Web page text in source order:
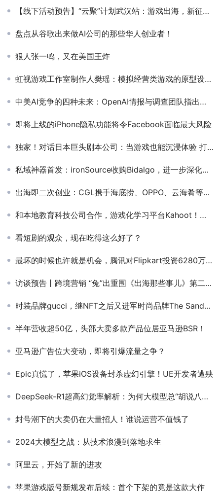
【线下活动预告】“云聚”计划武汉站：游戏出海，新征程在何方
盘点从谷歌出来做AI公司的那些华人创业者！
狠人张一鸣，又在美国王炸
虹视游戏工作室制作人樊瑶：模拟经营类游戏的原型设计方法
中美AI竞争的四种未来：OpenAI情报与调查团队指出决胜点
即将上线的iPhone隐私功能将令Facebook面临最大风险
独家！对话日本巨头剧本公司：当游戏也能沉浸体验 打造国民级手游并不难
私域神器首发：ironSource收购Bidalgo，进一步深化其为应用开发者提供专业的全流程技术营销服务
出海即二次创业：CGL携手海底捞、OPPO、云海肴等知名企业，全面解码中企出海成功经
和本地教育科技公司合作，游戏化学习平台Kahoot！进入韩国市场
看短剧的观众，现在吃得这么好了？
最坏的时候也许就是机会，腾讯对Flipkart投资6280万美元，加码印度，不惧禁令
访谈预告丨跨境营销 “兔”出重围《出海那些事儿》第二季震撼上线
时装品牌gucci，继NFT之后又进军时尚品牌The Sandbox
半年营收超50亿，头部大卖多款产品位居亚马逊BSR！
亚马逊广告位大变动，即将引爆流量之争？
Epic真慌了，苹果iOS设备封杀虚幻引擎！UE开发者遭殃
DeepSeek-R1超高幻觉率解析：为何大模型总“胡说八道”？
封号潮下的大卖仍在大量招人！谁说运营不值钱了
2024大模型之战：从技术浪漫到落地求生
阿里云，开始了新的进攻
苹果游戏版号新规发布后续：首个下架的竟是这款大作